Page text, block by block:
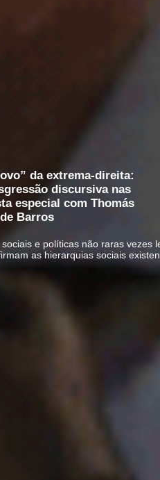
da extrema-direita:
discursiva nas
especial com Thomás
Barros
e políticas não raras vezes
as hierarquias sociais